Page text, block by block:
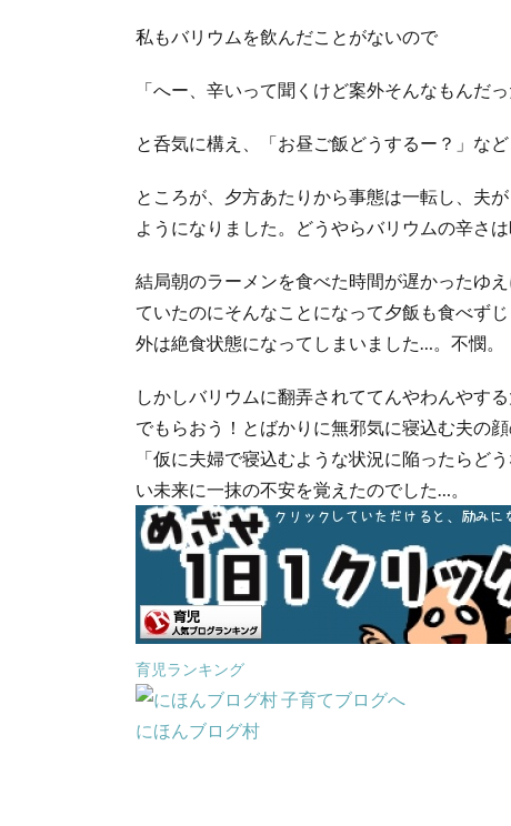
私もバリウムを飲んだことがないので
「へー、辛いって聞くけど案外そんなもんだ
と呑気に構え、「お昼ご飯どうするー？」など
ところが、夕方あたりから事態は一転し、夫
ようになりました。どうやらバリウムの辛さ
結局朝のラーメンを食べた時間が遅かったゆ
ていたのにそんなことになって夕飯も食べず
外は絶食状態になってしまいました…。不憫。
しかしバリウムに翻弄されててんやわんやす
でもらおう！とばかりに無邪気に寝込む夫の
「仮に夫婦で寝込むような状況に陥ったらど
い未来に一抹の不安を覚えたのでした…。
育児ランキング
にほんブログ村